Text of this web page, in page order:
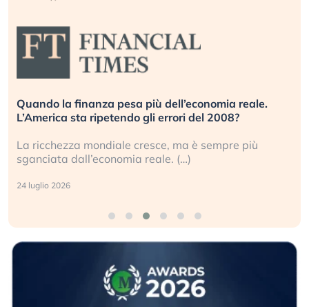
Quando la finanza pesa più dell’economia reale.
L’America sta ripetendo gli errori del 2008?
La ricchezza mondiale cresce, ma è sempre più
sganciata dall’economia reale. (…)
24 luglio 2026